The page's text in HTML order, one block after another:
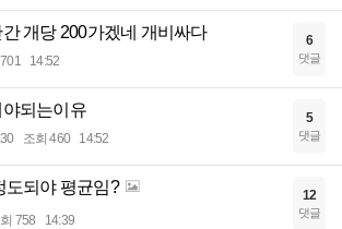
개당 200가겠네 개비싸다
14:52
6
댓글
되는이유
조회 460 14:52
5
댓글
도되야 평균임?
758 14:39
12
댓글